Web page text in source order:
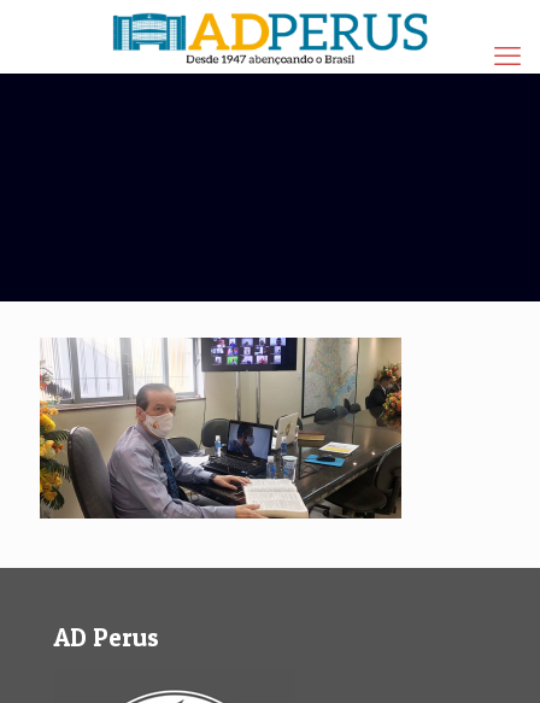
AD Perus